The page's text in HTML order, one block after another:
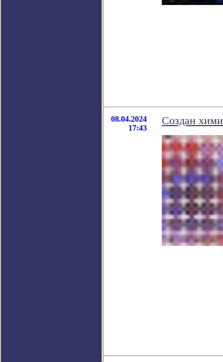
08.04.2024
17:43
Создан